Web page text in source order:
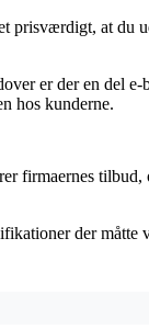
prisværdigt, at du
er der en del
hos kunderne.
firmaernes
der måtte